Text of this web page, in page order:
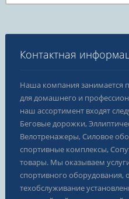
Контактная
Наша компания занимается
для домашнего и
наш ассортимент входят
Беговые дорожки,
Велотренажеры, Силовое
спортивные комплексы,
товары. Мы оказываем
спортивного оборудования,
техобслуживание